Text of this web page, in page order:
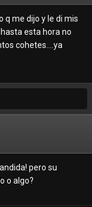
q me dijo y le di mis
esta hora no
cohetes....ya
pero su
o algo?